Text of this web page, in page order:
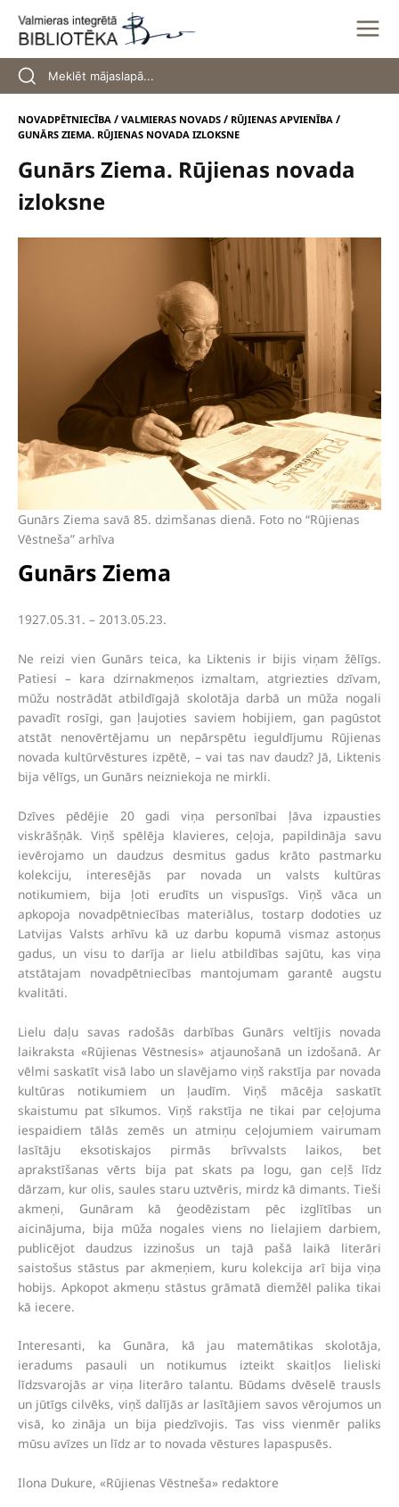
content
NOVADPĒTNIECĪBA / VALMIERAS NOVADS / RŪJIENAS APVIENĪBA /
GUNĀRS ZIEMA. RŪJIENAS NOVADA IZLOKSNE
Gunārs Ziema. Rūjienas novada
izloksne
Gunārs Ziema savā 85. dzimšanas dienā. Foto no “Rūjienas
Vēstneša” arhīva
Gunārs Ziema
1927.05.31. – 2013.05.23.
Ne reizi vien Gunārs teica, ka Liktenis ir bijis viņam žēlīgs.
Patiesi – kara dzirnakmeņos izmaltam, atgriezties dzīvam,
mūžu nostrādāt atbildīgajā skolotāja darbā un mūža nogali
pavadīt rosīgi, gan ļaujoties saviem hobijiem, gan pagūstot
atstāt nenovērtējamu un nepārspētu ieguldījumu Rūjienas
novada kultūrvēstures izpētē, – vai tas nav daudz? Jā, Liktenis
bija vēlīgs, un Gunārs neizniekoja ne mirkli.
Dzīves pēdējie 20 gadi viņa personībai ļāva izpausties
viskrāšņāk. Viņš spēlēja klavieres, ceļoja, papildināja savu
ievērojamo un daudzus desmitus gadus krāto pastmarku
kolekciju, interesējās par novada un valsts kultūras
notikumiem, bija ļoti erudīts un vispusīgs. Viņš vāca un
apkopoja novadpētniecības materiālus, tostarp dodoties uz
Latvijas Valsts arhīvu kā uz darbu kopumā vismaz astoņus
gadus, un visu to darīja ar lielu atbildības sajūtu, kas viņa
atstātajam novadpētniecības mantojumam garantē augstu
kvalitāti.
Lielu daļu savas radošās darbības Gunārs veltījis novada
laikraksta «Rūjienas Vēstnesis» atjaunošanā un izdošanā. Ar
vēlmi saskatīt visā labo un slavējamo viņš rakstīja par novada
kultūras notikumiem un ļaudīm. Viņš mācēja saskatīt
skaistumu pat sīkumos. Viņš rakstīja ne tikai par ceļojuma
iespaidiem tālās zemēs un atmiņu ceļojumiem vairumam
lasītāju eksotiskajos pirmās brīvvalsts laikos, bet
aprakstīšanas vērts bija pat skats pa logu, gan ceļš līdz
dārzam, kur olis, saules staru uztvēris, mirdz kā dimants. Tieši
akmeņi, Gunāram kā ģeodēzistam pēc izglītības un
aicinājuma, bija mūža nogales viens no lielajiem darbiem,
publicējot daudzus izzinošus un tajā pašā laikā literāri
saistošus stāstus par akmeņiem, kuru kolekcija arī bija viņa
hobijs. Apkopot akmeņu stāstus grāmatā diemžēl palika tikai
kā iecere.
Interesanti, ka Gunāra, kā jau matemātikas skolotāja,
ieradums pasauli un notikumus izteikt skaitļos lieliski
līdzsvarojās ar viņa literāro talantu. Būdams dvēselē trausls
un jūtīgs cilvēks, viņš dalījās ar lasītājiem savos vērojumos un
visā, ko zināja un bija piedzīvojis. Tas viss vienmēr paliks
mūsu avīzes un līdz ar to novada vēstures lapaspusēs.
Ilona Dukure, «Rūjienas Vēstneša» redaktore